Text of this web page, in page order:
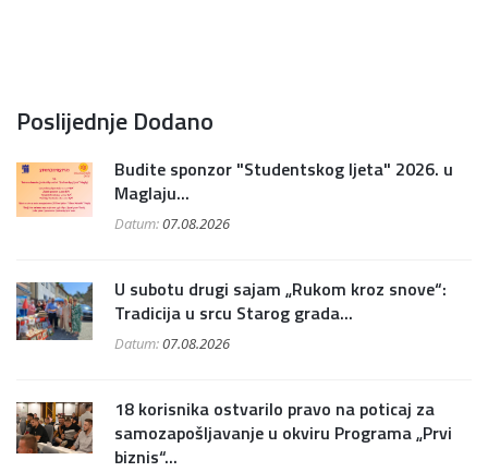
Poslijednje Dodano
Budite sponzor "Studentskog ljeta" 2026. u
Maglaju...
Datum:07.08.2026
U subotu drugi sajam „Rukom kroz snove“:
Tradicija u srcu Starog grada...
Datum:07.08.2026
18 korisnika ostvarilo pravo na poticaj za
samozapošljavanje u okviru Programa „Prvi
biznis“...